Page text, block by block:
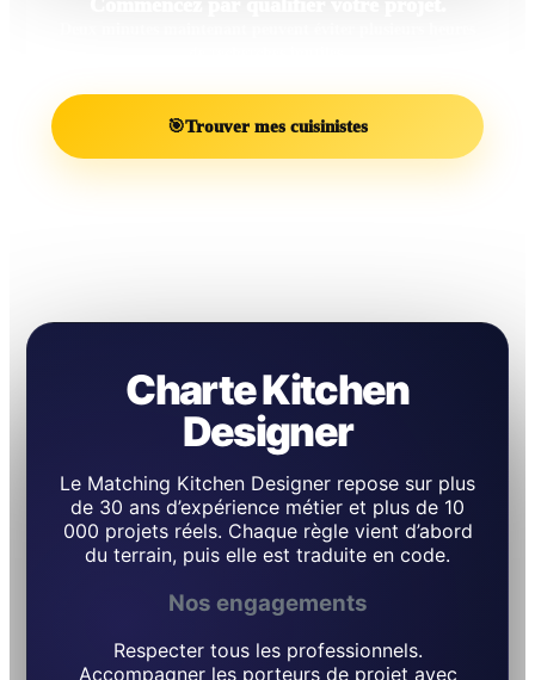
🎯Trouver mes cuisinistes
Charte Kitchen
Designer
Le Matching Kitchen Designer repose sur plus
de 30 ans d’expérience métier et plus de 10
000 projets réels. Chaque règle vient d’abord
du terrain, puis elle est traduite en code.
Nos engagements
Respecter tous les professionnels.
Accompagner les porteurs de projet avec